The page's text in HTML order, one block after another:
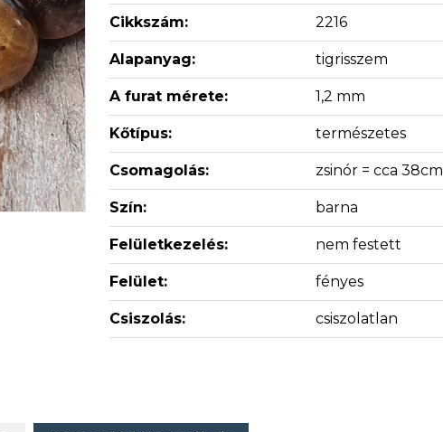
Cikkszám: 2216
Alapanyag: tigrisszem
A furat mérete: 1,2 mm
Kőtípus: természetes
Csomagolás: zsinór = cca 38cm
Szín: barna
Felületkezelés: nem festett
Felület: fényes
Csiszolás: csiszolatlan